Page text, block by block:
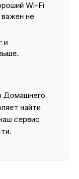
Wi-Fi
не
и
Домашнего
найти
сервис